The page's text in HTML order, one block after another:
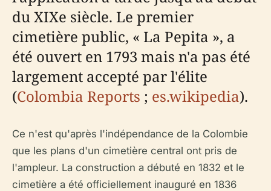
du XIXe siècle. Le premier
cimetière public, « La Pepita », a
été ouvert en 1793 mais n'a pas été
large­ment accepté par l'élite
(Colombia Reports ; es.wikipedia).
Ce n'est qu'après l'indépendance de la Colombie
que les plans d'un cimetière central ont pris de
l'ampleur. La construction a débuté en 1832 et le
cimetière a été officiellement inauguré en 1836